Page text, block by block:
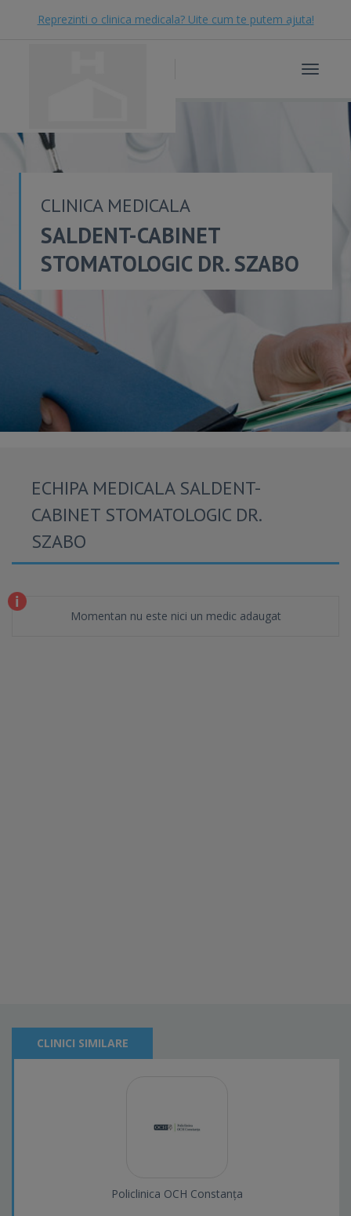
Reprezinti o clinica medicala? Uite cum te putem ajuta!
Toggle
CLINICA MEDICALA
SALDENT-CABINET
STOMATOLOGIC DR. SZABO
ECHIPA MEDICALA SALDENT-
CABINET STOMATOLOGIC DR.
SZABO
Momentan nu este nici un medic adaugat
CLINICI SIMILARE
Policlinica OCH Constanța